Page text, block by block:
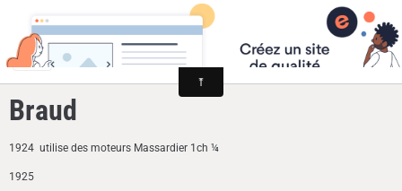
Cyclomoteurs et motos fabriqués dans la Loire
Braud
1924 utilise des moteurs Massardier 1ch ¼
1925